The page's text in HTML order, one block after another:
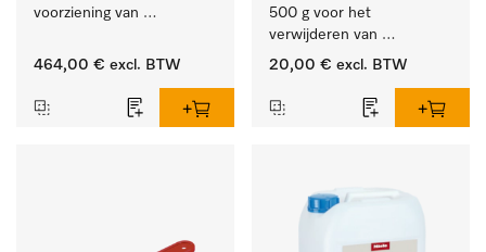
voorziening van
464,00 € excl. BTW
500 g voor het
verwijderen van
hardnekkige
20,00 € excl. BTW